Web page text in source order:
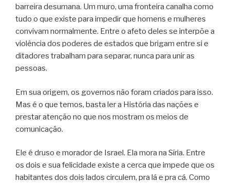
barreira desumana. Um muro, uma fronteira canalha como
tudo o que existe para impedir que homens e mulheres
convivam normalmente. Entre o afeto deles se interpõe a
violência dos poderes de estados que brigam entre si e
ditadores trabalham para separar, nunca para unir as
pessoas.
Em sua origem, os governos não foram criados para isso.
Mas é o que temos, basta ler a História das nações e
prestar atenção no que nos mostram os meios de
comunicação.
Ele é druso e morador de Israel. Ela mora na Síria. Entre
os dois e sua felicidade existe a cerca que impede que os
habitantes dos dois lados circulem, pra lá e pra cá. Como